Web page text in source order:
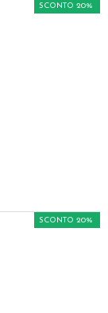
SCONTO 20%
SCONTO 20%